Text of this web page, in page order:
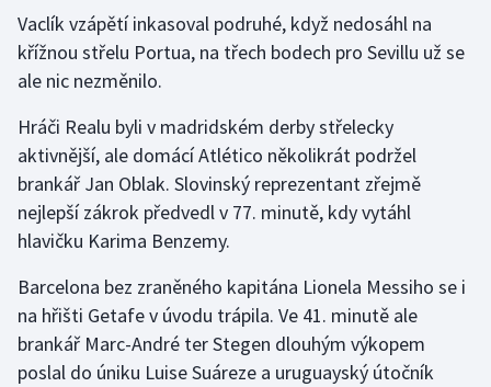
Lezení
Lyže a snowboard
Moderní pětiboj
Motorsport
Olympijské hry
Parasport
Plavání
Vaclík vzápětí inkasoval podruhé, když nedosáhl na
křížnou střelu Portua, na třech bodech pro Sevillu už se
ale nic nezměnilo.
Hráči Realu byli v madridském derby střelecky
aktivnější, ale domácí Atlético několikrát podržel
brankář Jan Oblak. Slovinský reprezentant zřejmě
nejlepší zákrok předvedl v 77. minutě, kdy vytáhl
hlavičku Karima Benzemy.
Barcelona bez zraněného kapitána Lionela Messiho se i
na hřišti Getafe v úvodu trápila. Ve 41. minutě ale
brankář Marc-André ter Stegen dlouhým výkopem
poslal do úniku Luise Suáreze a uruguayský útočník